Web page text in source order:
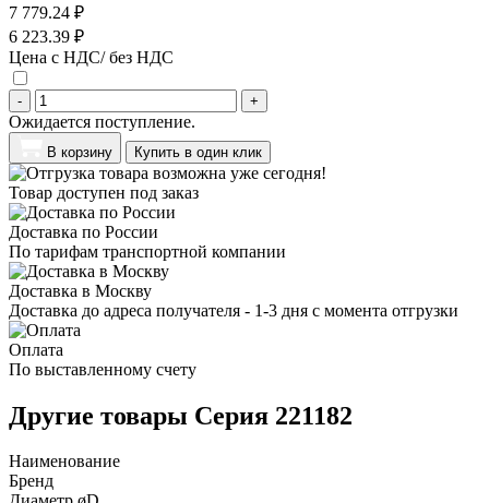
7 779.24 ₽
6 223.39 ₽
Цена с НДС/ без НДС
- +
Ожидается поступление.
В корзину Купить в один клик
Товар доступен под заказ
Доставка по России
По тарифам транспортной компании
Доставка в Москву
Доставка до адреса получателя - 1-3 дня с момента отгрузки
Оплата
По выставленному счету
Другие товары Серия 221182
Наименование
Бренд